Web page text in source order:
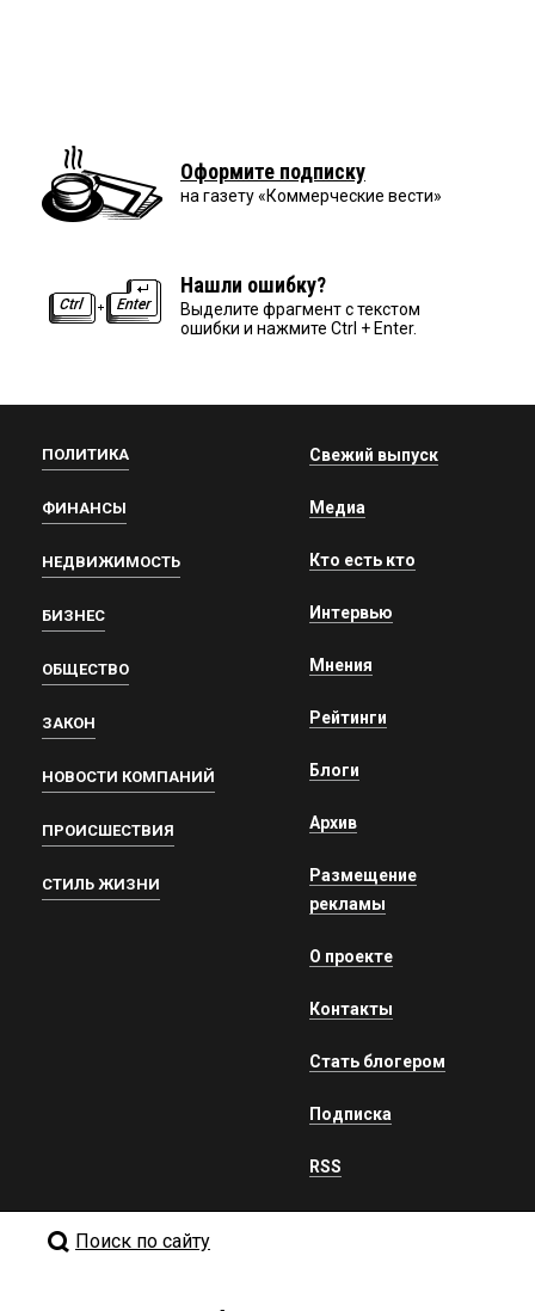
Оформите подписку
на газету «Коммерческие вести»
Нашли ошибку?
Выделите фрагмент с текстом
ошибки и нажмите Ctrl + Enter.
ПОЛИТИКА
ФИНАНСЫ
НЕДВИЖИМОСТЬ
БИЗНЕС
ОБЩЕСТВО
ЗАКОН
НОВОСТИ КОМПАНИЙ
ПРОИСШЕСТВИЯ
СТИЛЬ ЖИЗНИ
Свежий выпуск
Медиа
Кто есть кто
Интервью
Мнения
Рейтинги
Блоги
Архив
Размещение
рекламы
О проекте
Контакты
Стать блогером
Подписка
RSS
Поиск по сайту